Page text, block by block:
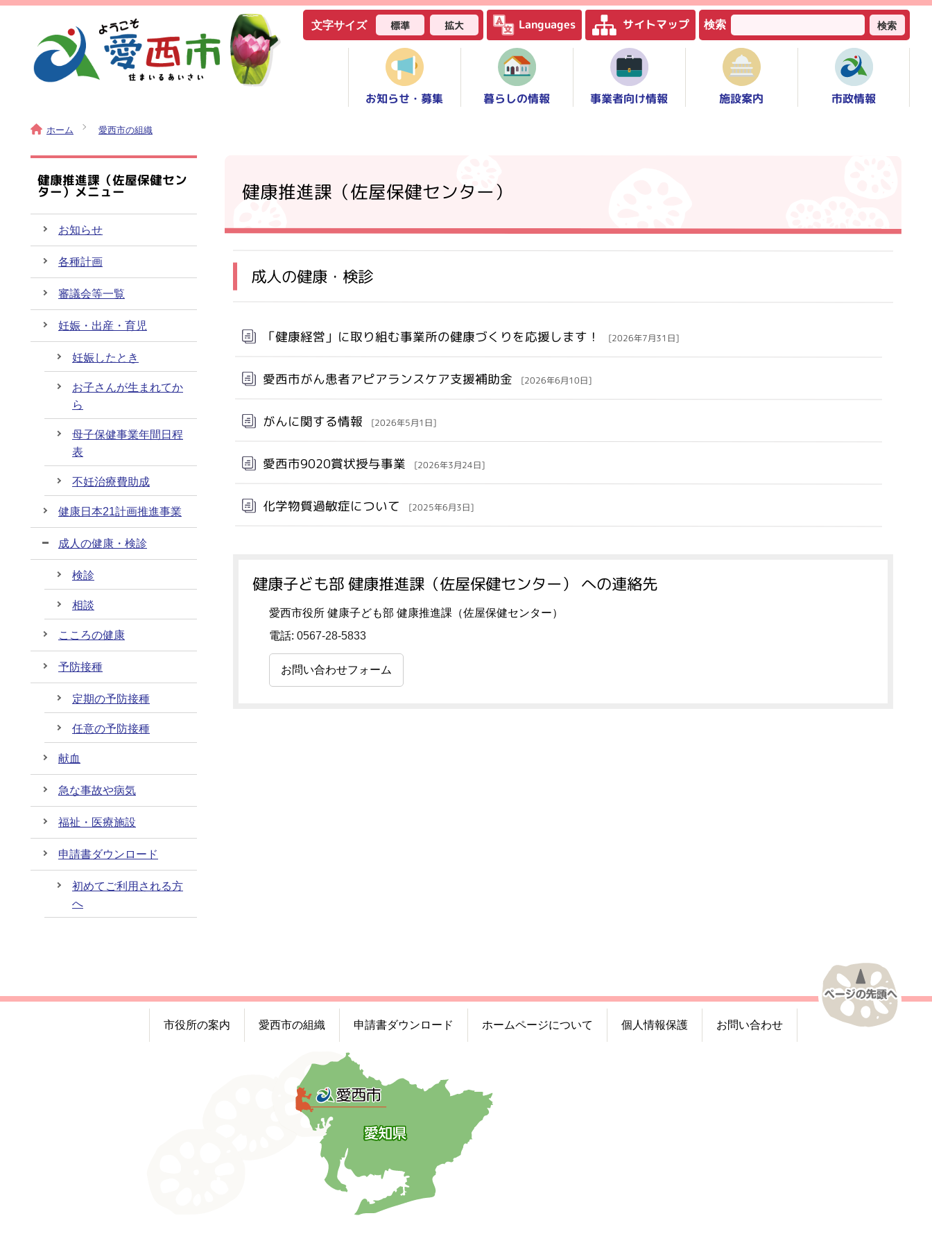
文字サイズ 標準 拡大 Languages サイトマップ 検索 検索
お知らせ・募集 暮らしの情報 事業者向け情報 施設案内 市政情報
ホーム 愛西市の組織
健康推進課（佐屋保健センター）
成人の健康・検診
「健康経営」に取り組む事業所の健康づくりを応援します！ [2026年7月31日]
愛西市がん患者アピアランスケア支援補助金 [2026年6月10日]
がんに関する情報 [2026年5月1日]
愛西市9020賞状授与事業 [2026年3月24日]
化学物質過敏症について [2025年6月3日]
健康子ども部 健康推進課（佐屋保健センター） への連絡先
愛西市役所 健康子ども部 健康推進課（佐屋保健センター）
電話: 0567-28-5833
お問い合わせフォーム
健康推進課（佐屋保健セン
ター）メニュー
お知らせ
各種計画
審議会等一覧
妊娠・出産・育児
妊娠したとき
お子さんが生まれてか
ら
母子保健事業年間日程
表
不妊治療費助成
健康日本21計画推進事業
成人の健康・検診
検診
相談
こころの健康
予防接種
定期の予防接種
任意の予防接種
献血
急な事故や病気
福祉・医療施設
申請書ダウンロード
初めてご利用される方
へ
市役所の案内 愛西市の組織 申請書ダウンロード ホームページについて 個人情報保護 お問い合わせ